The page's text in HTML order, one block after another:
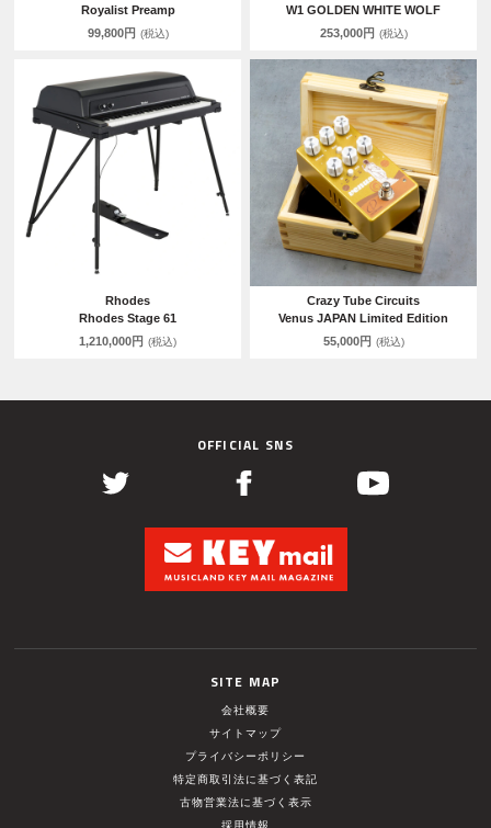
Royalist Preamp
99,800円 (税込)
W1 GOLDEN WHITE WOLF
253,000円 (税込)
Rhodes
Rhodes Stage 61
1,210,000円 (税込)
Crazy Tube Circuits
Venus JAPAN Limited Edition
55,000円 (税込)
OFFICIAL SNS
SITE MAP
会社概要
サイトマップ
プライバシーポリシー
特定商取引法に基づく表記
古物営業法に基づく表示
採用情報